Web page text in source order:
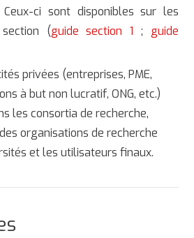
ci sont disponibles sur les
(guide section 1 ; guide
privées (entreprises, PME,
à but non lucratif, ONG, etc.)
les consortia de recherche,
organisations de recherche
et les utilisateurs finaux.